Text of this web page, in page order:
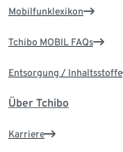
Mobilfunklexikon
Tchibo MOBIL FAQs
Entsorgung / Inhaltsstoffe
Über Tchibo
Karriere